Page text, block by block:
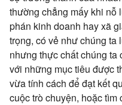
thường chẳng mấy khi nỗ
phán kinh doanh hay xã
trọng, có vẻ như chúng ta
nhưng thực chất chúng ta
với những mục tiêu được
vừa tính cách để đạt kết
cuộc trò chuyện, hoặc tìm